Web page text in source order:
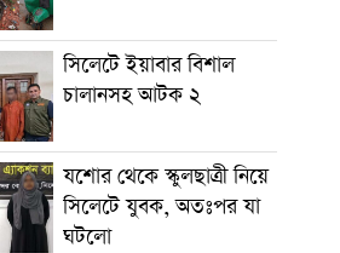
সিলেটে ইয়াবার বিশাল
চালানসহ আটক ২
যশোর থেকে স্কুলছাত্রী নিয়ে
সিলেটে যুবক, অতঃপর যা
ঘটলো